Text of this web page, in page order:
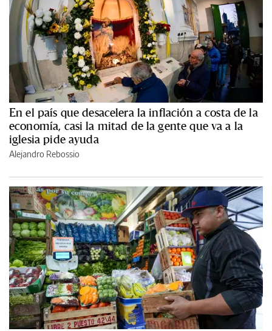
En el país que desacelera la inflación a costa de la
economía, casi la mitad de la gente que va a la
iglesia pide ayuda
Alejandro Rebossio